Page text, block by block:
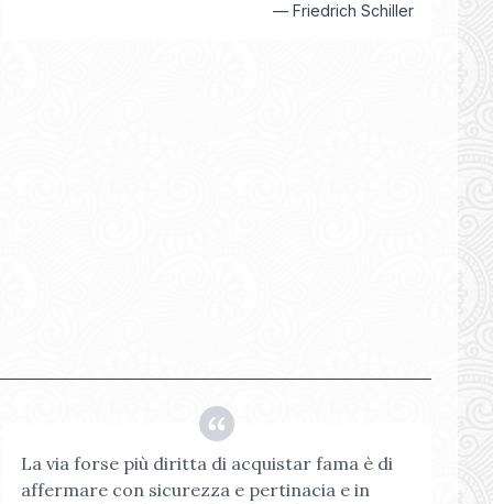
— Friedrich Schiller
La via forse più diritta di acquistar fama è di
affermare con sicurezza e pertinacia e in